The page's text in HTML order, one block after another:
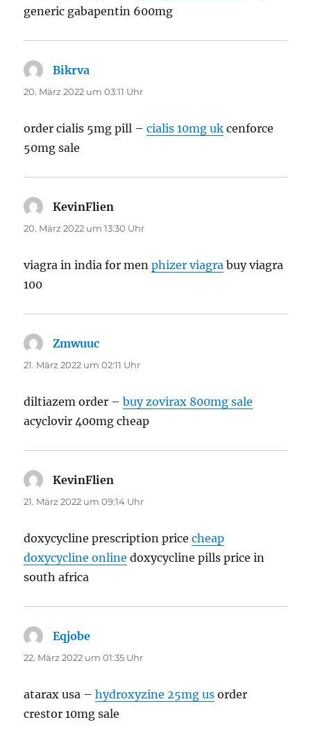
generic gabapentin 600mg
Bikrva
20. März 2022 um 03:11 Uhr
order cialis 5mg pill –cialis 10mg uk cenforce
50mg sale
KevinFlien
20. März 2022 um 13:30 Uhr
viagra in india for menphizer viagra buy viagra
100
Zmwuuc
21. März 2022 um 02:11 Uhr
diltiazem order –buy zovirax 800mg sale
acyclovir 400mg cheap
KevinFlien
21. März 2022 um 09:14 Uhr
doxycycline prescription pricecheap
doxycycline online doxycycline pills price in
south africa
Eqjobe
22. März 2022 um 01:35 Uhr
atarax usa –hydroxyzine 25mg us order
crestor 10mg sale